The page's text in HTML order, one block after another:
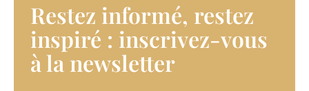
une
source
conflit,
notamment
Restez informé, restez
inspiré : inscrivez-vous
à la newsletter​